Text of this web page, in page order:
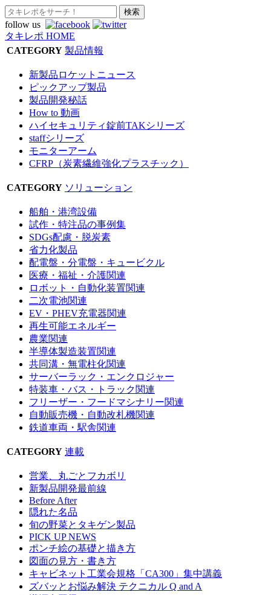
follow us
タキレポ HOME
CATEGORY 製品情報
新製品ロケットニュース
ピックアップ製品
製品開発秘話
How to 動画
ハイセキュリティ錠前TAKシリーズ
staffシリーズ
モニターアーム
CFRP（炭素繊維強化プラスチック）
CATEGORY ソリューション
船舶・港湾設備
試作・特注品の事例集
SDGs配慮・脱炭素
省力化製品
配電盤・分電盤・キュービクル
医療・福祉・介護関連
ロボット・自動化装置関連
二次電池関連
EV・PHEV充電器関連
再生可能エネルギー
農業関連
半導体製造装置関連
共同溝・無電柱化関連
サーバーラック・エンクロジャー
特装車・バス・トラック関連
フリーザー・フードマシナリー関連
自動販売機・自動改札機関連
鉄道車両・駅舎関連
CATEGORY 連載
営業、丸ごとフカボリ
新製品開発最前線
Before After
隠れた名品
旬の野菜とタキゲン製品
PICK UP NEWS
ポンチ絵の基礎と描き方
図面の見方・書き方
キャビネット工業会規格「CA300」集中講義
ズバッとお悩み解決 テクニカル Q and A